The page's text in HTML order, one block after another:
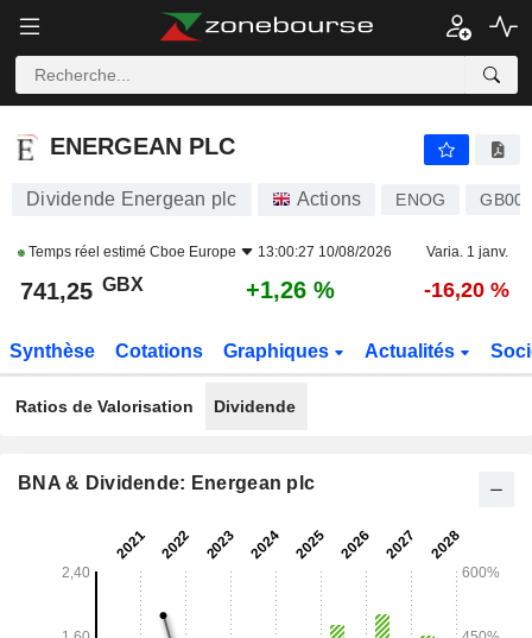
ENERGEAN PLC
ENERGEAN PLC
Dividende Energean plc Actions ENOG
Temps réel estimé Cboe Europe 13:00:27 10/08/2026 Varia. 1 janv.
741,25 GBX +1,26 % -16,20 %
Synthèse Cotations Graphiques Actualités
Ratios de Valorisation Dividende
BNA & Dividende: Energean plc